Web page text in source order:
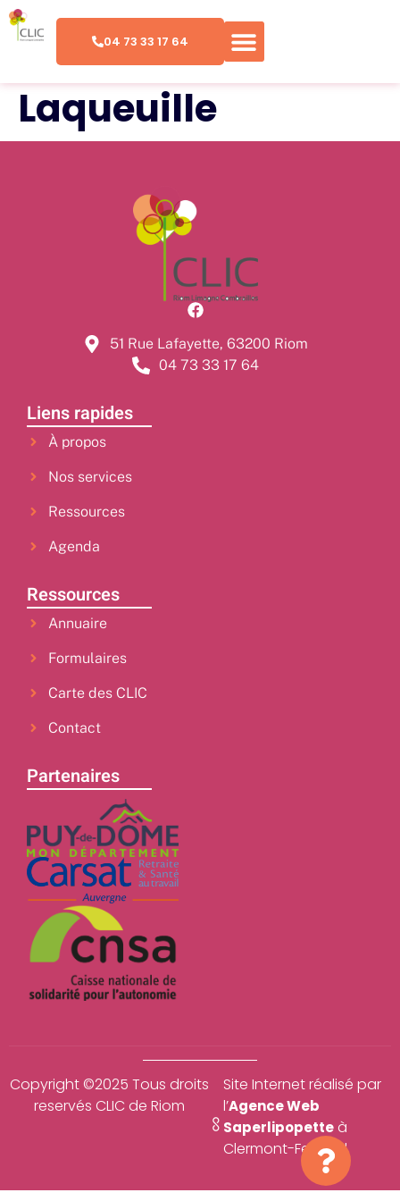
04 73 33 17 64
Laqueuille
51 Rue Lafayette, 63200 Riom
04 73 33 17 64
Liens rapides
À propos
Nos services
Ressources
Agenda
Ressources
Annuaire
Formulaires
Carte des CLIC
Contact
Partenaires
Copyright ©2025 Tous droits
reservés CLIC de Riom
Site Internet réalisé par
l’Agence Web
Saperlipopetteà
Clermont-Ferrand